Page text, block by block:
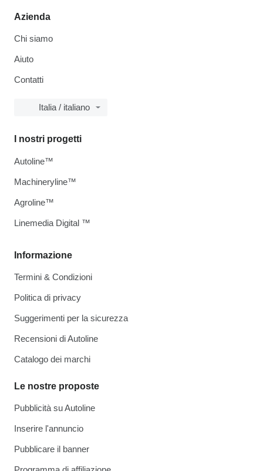
Azienda
Chi siamo
Aiuto
Contatti
Italia / italiano
Informazione
Termini & Condizioni
Politica di privacy
Suggerimenti per la sicurezza
Recensioni di Autoline
Catalogo dei marchi
Le nostre proposte
Pubblicità su Autoline
Inserire l'annuncio
Pubblicare il banner
I nostri progetti
Autoline™
Machineryline™
Agroline™
Linemedia Digital ™